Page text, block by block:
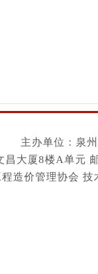
主办单位：泉
昌大厦8楼A单元
造价管理协会 技